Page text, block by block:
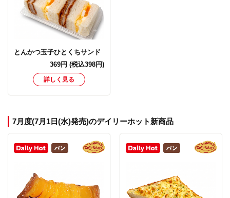
とんかつ玉子ひとくちサンド
369円(税込398円)
詳しく見る
7月度(7月1日(水)発売)のデイリーホット新商品